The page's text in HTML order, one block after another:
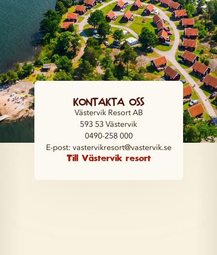
Kontakta oss
Västervik Resort AB
593 53 Västervik
0490-258 000
E-post: vastervikresort@vastervik.se
Till Västervik resort